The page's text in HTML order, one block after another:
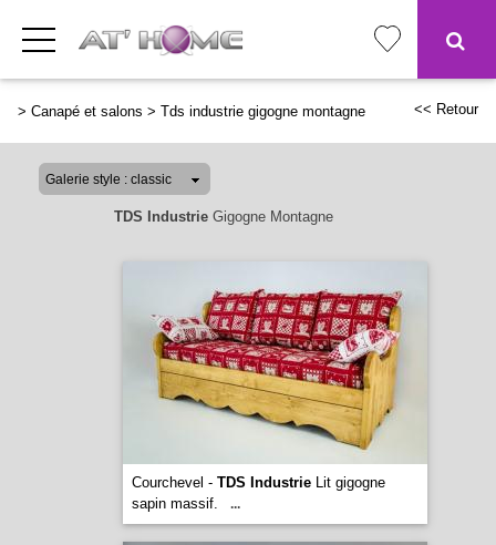
> Canapé et salons > Tds industrie gigogne montagne << Retour
TDS IndustrieGigogne Montagne
Courchevel - TDS IndustrieLit gigogne
sapin massif.
...